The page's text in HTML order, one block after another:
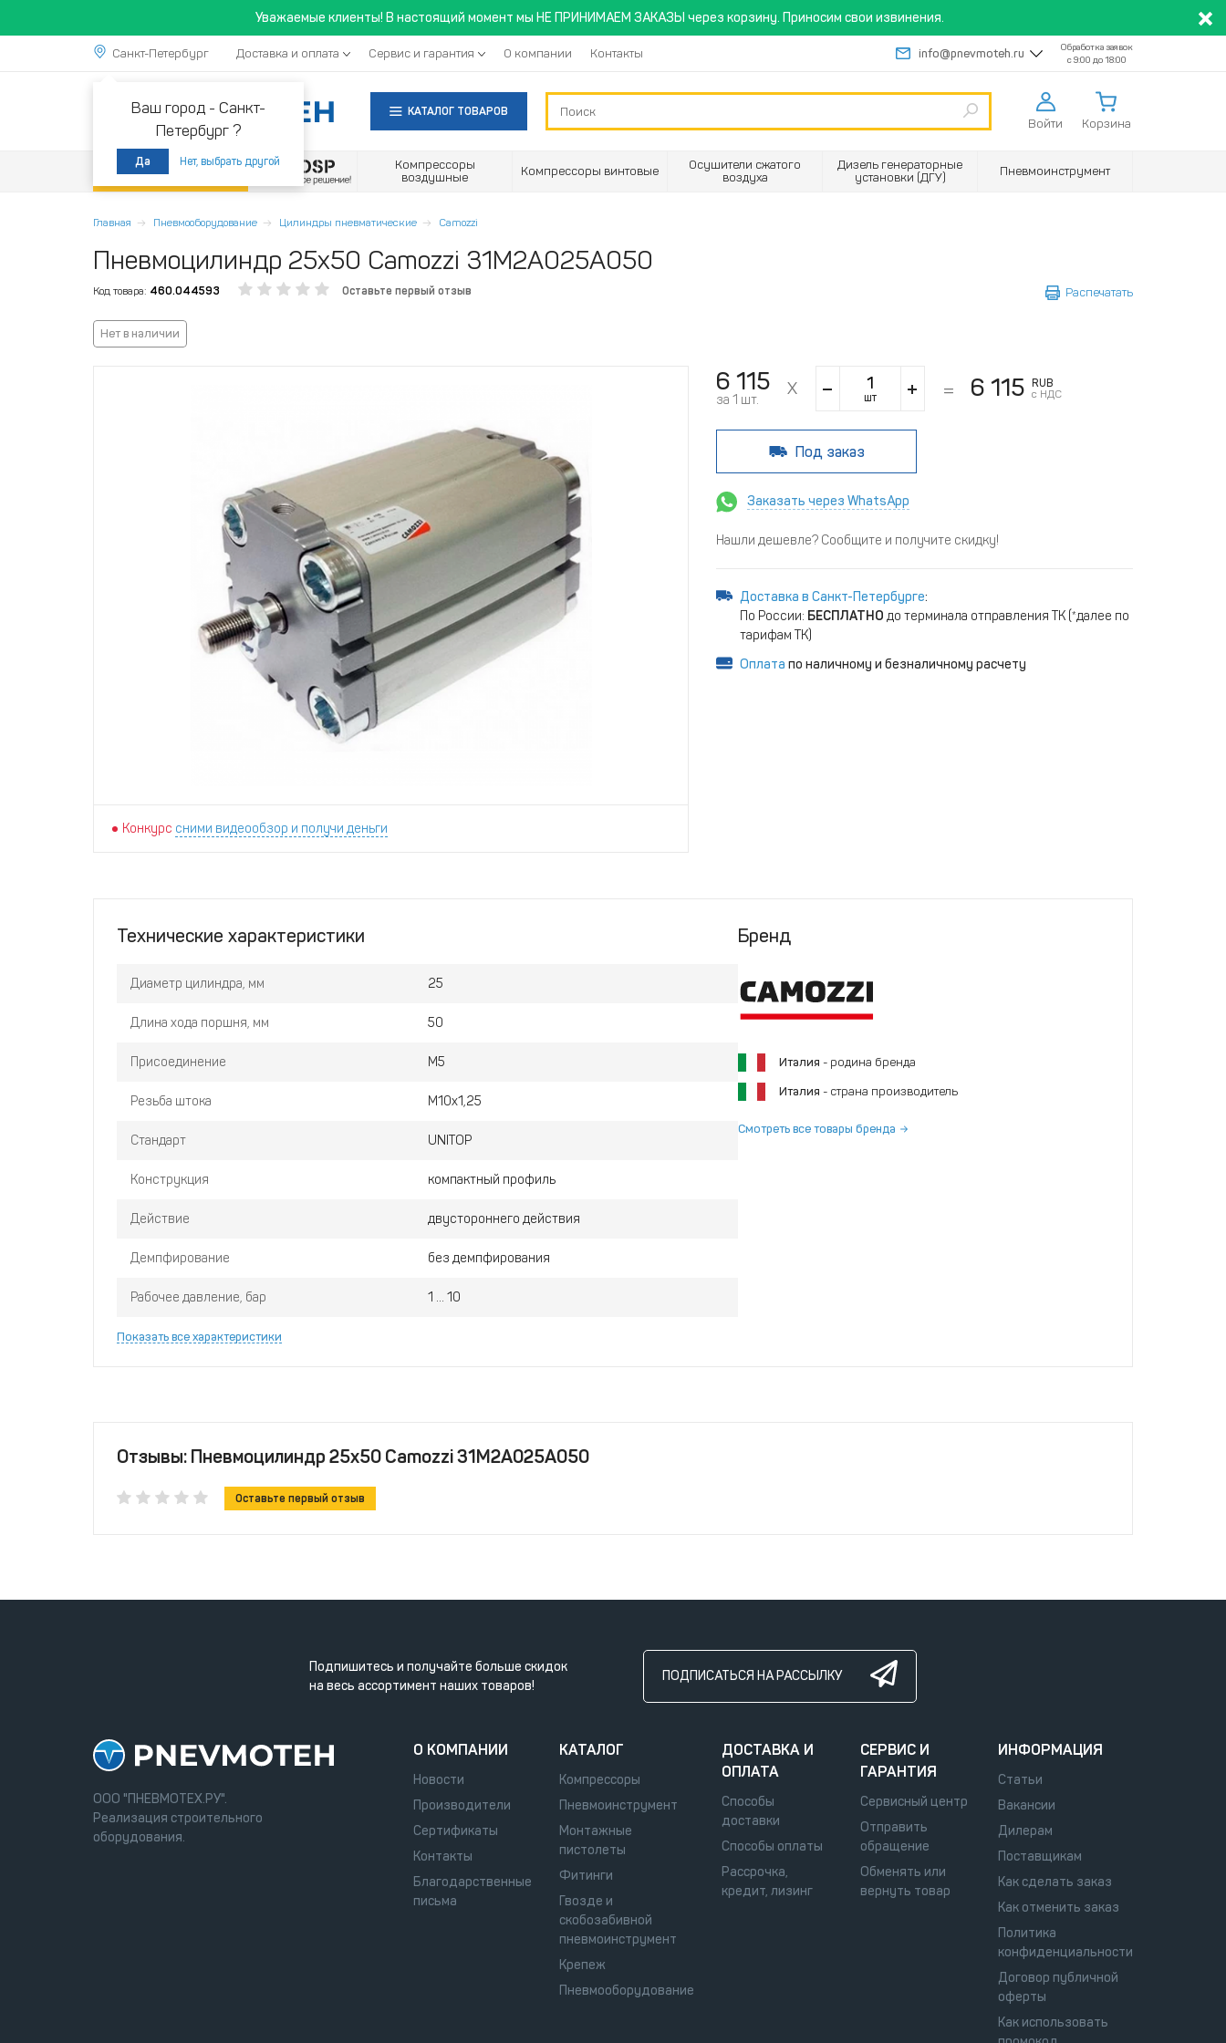
Уважаемые клиенты! В настоящий момент мы НЕ ПРИНИМАЕМ ЗАКАЗЫ через корзину. Приносим свои извинения.
Санкт-Петербург
Ваш город - Санкт-
Петербург ?
Да Нет, выбрать другой
Доставка и оплата Сервис и гарантия О компании Контакты info@pnevmoteh.ru
Обработка заявок
с 9:00 до 18:00
КАТАЛОГ ТОВАРОВ
Войти Корзина
Акции
Компрессоры
воздушные
Компрессоры винтовые
Осушители сжатого
воздуха
Дизель генераторные
установки (ДГУ)
Пневмоинструмент
Главная Пневмооборудование Цилиндры пневматические Camozzi
Пневмоцилиндр 25x50 Camozzi 31M2A025A050
Код товара: 460.044593 Оставьте первый отзыв Распечатать
Нет в наличии
Конкурс сними видеообзор и получи деньги
6 115
за 1 шт. шт 6 115
RUB
с НДС
Под заказ
Заказать через WhatsApp
Нашли дешевле? Сообщите и получите скидку!
Доставка в Санкт-Петербурге:
По России: БЕСПЛАТНО до терминала отправления ТК (*далее по
тарифам ТК)
Оплата по наличному и безналичному расчету
Технические характеристики
Диаметр цилиндра, мм 25
Длина хода поршня, мм 50
Присоединение М5
Резьба штока M10x1,25
Стандарт UNITOP
Конструкция компактный профиль
Действие двустороннего действия
Демпфирование без демпфирования
Рабочее давление, бар 1 ... 10
Показать все характеристики
Бренд
Италия - родина бренда
Италия - страна производитель
Смотреть все товары бренда
Отзывы: Пневмоцилиндр 25x50 Camozzi 31M2A025A050
Оставьте первый отзыв
Подпишитесь и получайте больше скидок
на весь ассортимент наших товаров!
ПОДПИСАТЬСЯ НА РАССЫЛКУ
ООО "ПНЕВМОТЕХ.РУ".
Реализация строительного
оборудования.
О КОМПАНИИ
Новости
Производители
Сертификаты
Контакты
Благодарственные
письма
КАТАЛОГ
Компрессоры
Пневмоинструмент
Монтажные
пистолеты
Фитинги
Гвозде и
скобозабивной
пневмоинструмент
Крепеж
Пневмооборудование
ДОСТАВКА И
ОПЛАТА
Способы
доставки
Способы оплаты
Рассрочка,
кредит, лизинг
СЕРВИС И
ГАРАНТИЯ
Сервисный центр
Отправить
обращение
Обменять или
вернуть товар
ИНФОРМАЦИЯ
Статьи
Вакансии
Дилерам
Поставщикам
Как сделать заказ
Как отменить заказ
Политика
конфиденциальности
Договор публичной
оферты
Как использовать